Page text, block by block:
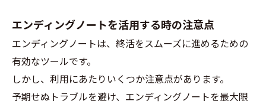
エンディングノートを活用する時の注意点
エンディングノートは、終活をスムーズに進めるための
有効なツールです。
しかし、利用にあたりいくつか注意点があります。
予期せぬトラブルを避け、エンディングノートを最大限